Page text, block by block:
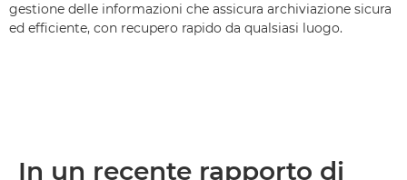
gestione delle informazioni che assicura archiviazione sicura
ed efficiente, con recupero rapido da qualsiasi luogo.
In un recente rapporto di